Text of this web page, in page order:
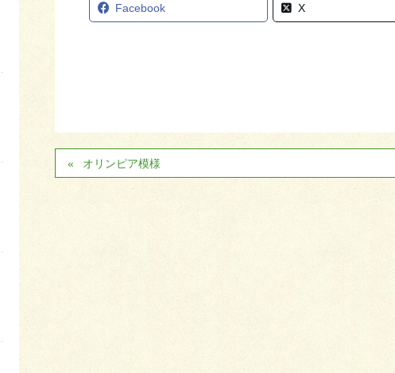
Facebook X
オリンピア模様